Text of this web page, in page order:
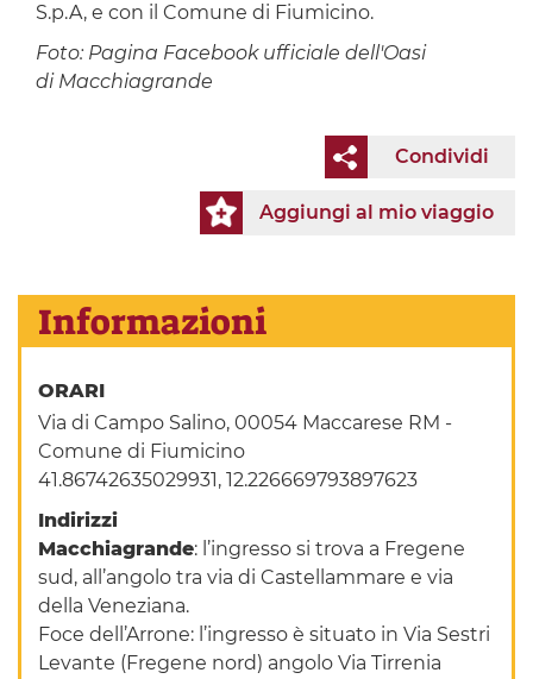
S.p.A, e con il Comune di Fiumicino.
Foto: Pagina Facebook ufficiale dell'Oasi
di Macchiagrande
Condividi
Aggiungi al mio viaggio
Informazioni
ORARI
Via di Campo Salino, 00054 Maccarese RM -
Comune di Fiumicino
41.86742635029931, 12.226669793897623
Indirizzi
Macchiagrande: l’ingresso si trova a Fregene
sud, all’angolo tra via di Castellammare e via
della Veneziana.
Foce dell’Arrone: l’ingresso è situato in Via Sestri
Levante (Fregene nord) angolo Via Tirrenia